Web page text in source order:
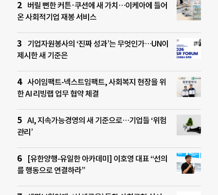
버릴 뻔한 커튼·쿠션에 새 가치…이케아에 들어
온 사회적기업 재봉 서비스
기업자원봉사의 ‘진짜 성과’는 무엇인가…UN이
제시한 새 기준은
사이임팩트-넥스트임팩트, 사회복지 현장을 위
한 AI 리빙랩 업무 협약 체결
AI, 지속가능경영의 새 기준으로…기업들 ‘위험
관리’
[유한양행-유일한 아카데미] 이호영 대표 “선의
를 행동으로 연결하라”